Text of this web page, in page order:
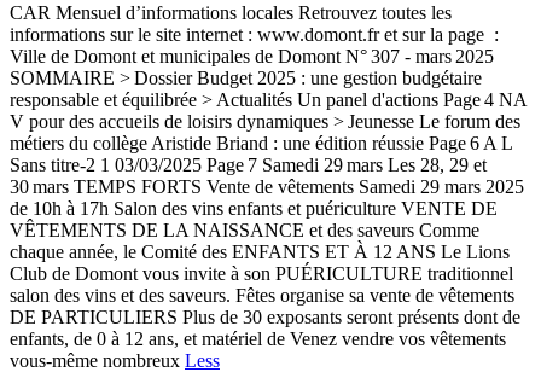
CAR Mensuel d’informations locales Retrouvez toutes les
informations sur le site internet : www.domont.fr et sur la page :
Ville de Domont et municipales de Domont N° 307 - mars 2025
SOMMAIRE > Dossier Budget 2025 : une gestion budgétaire
responsable et équilibrée > Actualités Un panel d'actions Page 4 NA
V pour des accueils de loisirs dynamiques > Jeunesse Le forum des
métiers du collège Aristide Briand : une édition réussie Page 6 A L
Sans titre-2 1 03/03/2025 Page 7 Samedi 29 mars Les 28, 29 et
30 mars TEMPS FORTS Vente de vêtements Samedi 29 mars 2025
de 10h à 17h Salon des vins enfants et puériculture VENTE DE
VÊTEMENTS DE LA NAISSANCE et des saveurs Comme
chaque année, le Comité des ENFANTS ET À 12 ANS Le Lions
Club de Domont vous invite à son PUÉRICULTURE traditionnel
salon des vins et des saveurs. Fêtes organise sa vente de vêtements
DE PARTICULIERS Plus de 30 exposants seront présents dont de
enfants, de 0 à 12 ans, et matériel de Venez vendre vos vêtements
vous-même nombreux Less